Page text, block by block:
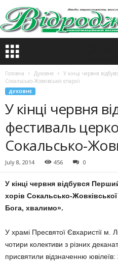
Головна Духовне
У кінці червня
Сокальсько-Жовківської єпархії
ДУХОВНЕ
У кінці червня
фестиваль
Сокальсько-
July 8, 2014 456 0
У кінці червня відбувся
хорів Сокальсько-Жовківської
Бога, хвалимо».
У храмі Пресвятої Євхаристії м.
чотири колективи з різних
присвятили відзначенню